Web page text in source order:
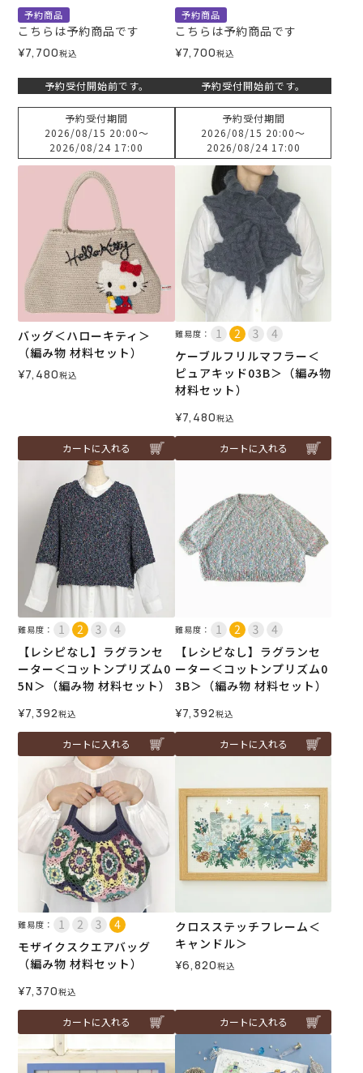
予約商品
こちらは予約商品です
¥7,700税込
予約受付開始前です。
予約受付期間
2026/08/15 20:00〜
2026/08/24 17:00
予約商品
こちらは予約商品です
¥7,700税込
予約受付開始前です。
予約受付期間
2026/08/15 20:00〜
2026/08/24 17:00
バッグ＜ハローキティ＞
（編み物 材料セット）
¥7,480税込
カートに入れる
難易度：
ケーブルフリルマフラー＜
ピュアキッド03B＞（編み物
材料セット）
¥7,480税込
カートに入れる
難易度：
【レシピなし】ラグランセ
ーター＜コットンプリズム0
5N＞（編み物 材料セット）
¥7,392税込
カートに入れる
難易度：
【レシピなし】ラグランセ
ーター＜コットンプリズム0
3B＞（編み物 材料セット）
¥7,392税込
カートに入れる
難易度：
モザイクスクエアバッグ
（編み物 材料セット）
¥7,370税込
カートに入れる
クロスステッチフレーム＜
キャンドル＞
¥6,820税込
カートに入れる